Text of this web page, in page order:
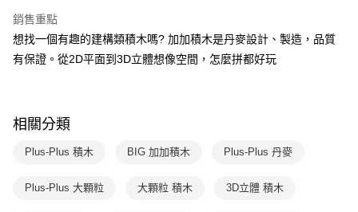
1.分期款項不併入電信帳單，「大哥付你分期」於每月結算日後寄送繳費提
2.透過簡訊連結打開帳單後，可選擇「超商條碼／台灣大直營門市／銀行轉
帳／街口支付／iPASS MONEY」等通路繳費。
用戶於交易時，得透過本服務購買商品或服務，並由商店將買賣／分期付款
買賣價金債權讓與本公司後，依約使用本公司帳單繳交帳款。
2.基於同意付款使用「大哥付你分期」之契約關係目的，商店將以您的個人
資料（包含姓名、電話或地址）提供予台灣大哥大進項蒐集、處理及利用，
3.完整用戶服務條款，請詳閱以下連結：https://oppay.tw/userRule
【「AFTEE先享後付」結帳流程】
１．於結帳方式選擇「AFTEE先享後付」後，將跳轉至「AFTEE先享後付」
結帳頁面，進行簡訊認證並確認金額後，即可完成結帳。
２．訂單成立數日內，您將收到繳費通知簡訊。
購買商品的店家。未經商家同意取消之訂單仍視為有效，需透過AFTEE先享
※ 交易是否成功請以「AFTEE先享後付 」之結帳頁面顯示為準，若有關於
客戶支援中心」
https://netprotections.freshdesk.com/support/home
每筆NT$70，滿NT$800(含以上)免運費
銷售重點
想找一個有趣的建構類積木嗎? 加加積木是丹麥設計、製造，品質
有保證。從2D平面到3D立體想像空間，怎麼拼都好玩
相關分類
Plus-Plus 積木 BIG 加加積木 Plus-Plus 丹麥
Plus-Plus 大顆粒 大顆粒 積木 3D立體 積木